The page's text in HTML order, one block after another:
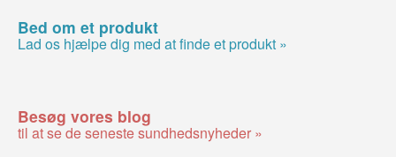
Bed om et produkt
Lad os hjælpe dig med at finde et produkt »
Besøg vores blog
til at se de seneste sundhedsnyheder »